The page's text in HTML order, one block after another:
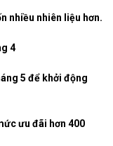
nhiều nhiên liệu hơn.
4
5 để khởi động
ưu đãi hơn 400